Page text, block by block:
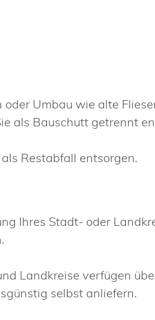
Umbau wie alte
als Bauschutt getrennt
Restabfall entsorgen.
Ihres Stadt- oder
Landkreise verfügen
selbst anliefern.